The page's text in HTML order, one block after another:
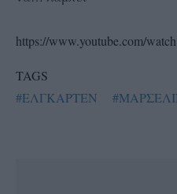
https://www.youtube.com/
TAGS
#ΕΛΓΚΑΡΤΕΝ